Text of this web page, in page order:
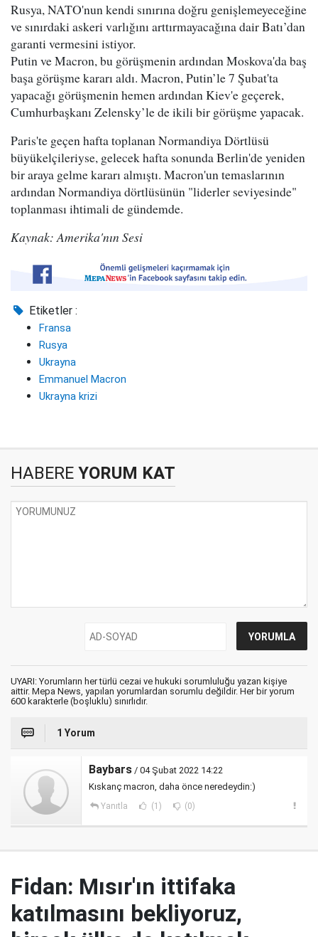
Rusya, NATO'nun kendi sınırına doğru genişlemeyeceğine
ve sınırdaki askeri varlığını arttırmayacağına dair Batı’dan
garanti vermesini istiyor.
Putin ve Macron, bu görüşmenin ardından Moskova'da baş
başa görüşme kararı aldı. Macron, Putin’le 7 Şubat'ta
yapacağı görüşmenin hemen ardından Kiev'e geçerek,
Cumhurbaşkanı Zelensky’le de ikili bir görüşme yapacak.
Paris'te geçen hafta toplanan Normandiya Dörtlüsü
büyükelçileriyse, gelecek hafta sonunda Berlin'de yeniden
bir araya gelme kararı almıştı. Macron'un temaslarının
ardından Normandiya dörtlüsünün "liderler seviyesinde"
toplanması ihtimali de gündemde.
Kaynak: Amerika'nın Sesi
Etiketler :
Fransa
Rusya
Ukrayna
Emmanuel Macron
Ukrayna krizi
HABERE YORUM KAT
UYARI: Yorumların her türlü cezai ve hukuki sorumluluğu yazan kişiye
aittir. Mepa News, yapılan yorumlardan sorumlu değildir. Her bir yorum
600 karakterle (boşluklu) sınırlıdır.
1 Yorum
Baybars / 04 Şubat 2022 14:22
Kıskanç macron, daha önce neredeydin:)
Yanıtla (1) (0)
Fidan: Mısır'ın ittifaka
katılmasını bekliyoruz,